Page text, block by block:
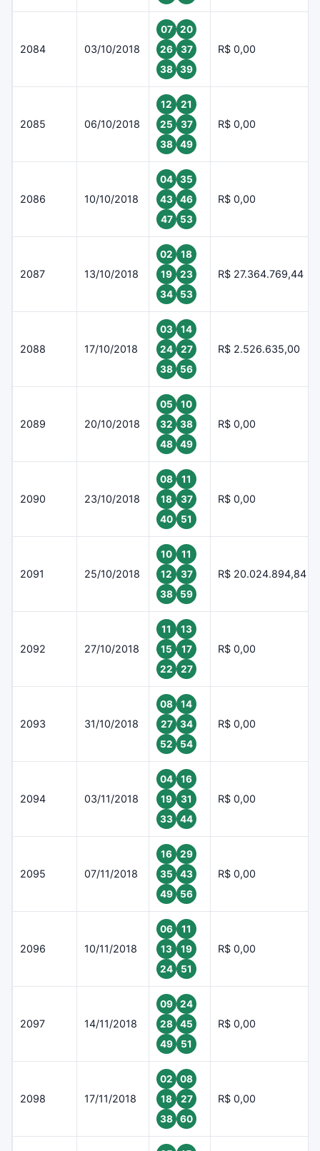
2084 03/10/2018
07
20
26
37
38
39
R$ 0,00
2085 06/10/2018
12
21
25
37
38
49
R$ 0,00
2086 10/10/2018
04
35
43
46
47
53
R$ 0,00
2087 13/10/2018
02
18
19
23
34
53
R$ 27.364.769,44
2088 17/10/2018
03
14
24
27
38
56
R$ 2.526.635,00
2089 20/10/2018
05
10
32
38
48
49
R$ 0,00
2090 23/10/2018
08
11
18
37
40
51
R$ 0,00
2091 25/10/2018
10
11
12
37
38
59
R$ 20.024.894,84
2092 27/10/2018
11
13
15
17
22
27
R$ 0,00
2093 31/10/2018
08
14
27
34
52
54
R$ 0,00
2094 03/11/2018
04
16
19
31
33
44
R$ 0,00
2095 07/11/2018
16
29
35
43
49
56
R$ 0,00
2096 10/11/2018
06
11
13
19
24
51
R$ 0,00
2097 14/11/2018
09
24
28
45
49
51
R$ 0,00
2098 17/11/2018
02
08
18
27
38
60
R$ 0,00